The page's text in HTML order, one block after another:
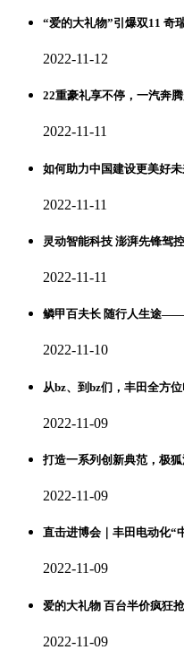
“爱的大礼物”引爆双11 奇
2022-11-12
22重豪礼享不停，一汽奔
2022-11-11
如何助力中国建设更美好
2022-11-11
灵动智能科技 澎湃先锋驾
2022-11-11
鳞甲百夫长 随行人生途
2022-11-10
从bz、到bz们，丰田全方
2022-11-09
打造一系列创新典范，极
2022-11-09
直击进博会｜丰田电动化“
2022-11-09
爱的大礼物 百台半价疯狂
2022-11-09